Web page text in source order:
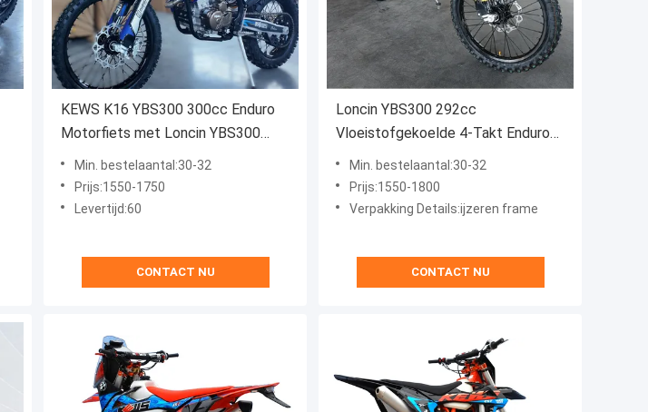
KEWS K16 YBS300 300cc Enduro
Motorfiets met Loncin YBS300
Motor
Min. bestelaantal:30-32
Prijs:1550-1750
Levertijd:60
CONTACT NU
Loncin YBS300 292cc
Vloeistofgekoelde 4-Takt Enduro
Motorfiets
Min. bestelaantal:30-32
Prijs:1550-1800
Verpakking Details:ijzeren frame
CONTACT NU